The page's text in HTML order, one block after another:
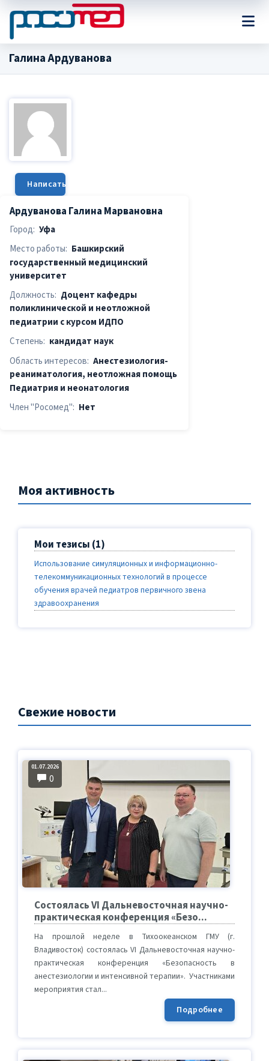
Галина Ардуванова
Написать сообщение
Ардуванова Галина Марвановна
Город: Уфа
Место работы: Башкирский
государственный медицинский
университет
Должность: Доцент кафедры
поликлинической и неотложной
педиатрии с курсом ИДПО
Степень: кандидат наук
Область интересов: Анестезиология-
реаниматология, неотложная помощь
Педиатрия и неонатология
Член "Росомед": Нет
Моя активность
Мои тезисы (1)
Использование симуляционных и информационно-
телекоммуникационных технологий в процессе
обучения врачей педиатров первичного звена
здравоохранения
Свежие новости
01.07.2026
0
Состоялась VI Дальневосточная научно-
практическая конференция «Безо...
На прошлой неделе в Тихоокеанском ГМУ (г.
Владивосток) состоялась VI Дальневосточная научно-
практическая конференция «Безопасность в
анестезиологии и интенсивной терапии». Участниками
мероприятия стал...
Подробнее